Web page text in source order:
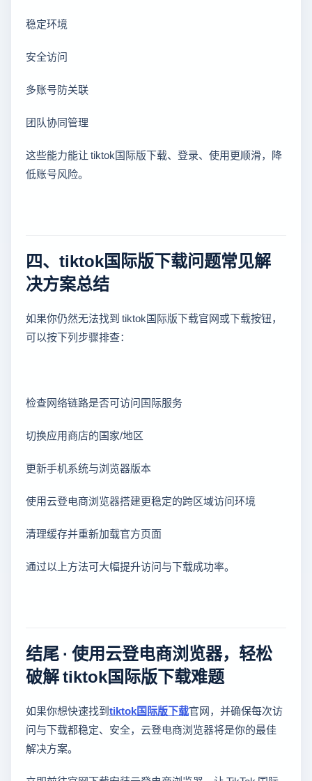
稳定环境
安全访问
多账号防关联
团队协同管理
这些能力能让 tiktok国际版下载、登录、使用更顺滑，降
低账号风险。
四、tiktok国际版下载问题常见解
决方案总结
如果你仍然无法找到 tiktok国际版下载官网或下载按钮，
可以按下列步骤排查：
检查网络链路是否可访问国际服务
切换应用商店的国家/地区
更新手机系统与浏览器版本
使用云登电商浏览器搭建更稳定的跨区域访问环境
清理缓存并重新加载官方页面
通过以上方法可大幅提升访问与下载成功率。
结尾 · 使用云登电商浏览器，轻松
破解 tiktok国际版下载难题
如果你想快速找到tiktok国际版下载官网，并确保每次访
问与下载都稳定、安全，云登电商浏览器将是你的最佳
解决方案。